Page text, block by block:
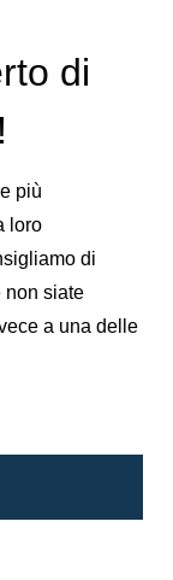
di
più
loro
di
non siate
a una delle